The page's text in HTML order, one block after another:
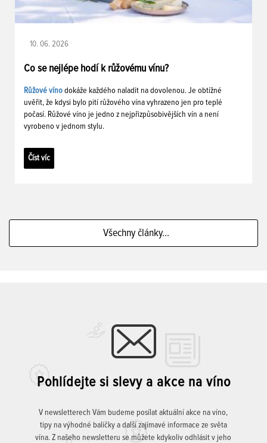
10. 06. 2026
Co se nejlépe hodí k růžovému vínu?
Růžové víno dokáže každého naladit na dovolenou. Je obtížné
uvěřit, že kdysi bylo pití růžového vína vyhrazeno jen pro teplé
počasí. Růžové víno je jedno z nejpřizpůsobivějších vín a není
vyrobeno v jednom stylu.
Číst víc
Všechny články...
Pohlídejte si slevy a akce na víno
V newsletterech Vám budeme posílat aktuální akce na víno,
tipy na výhodné balíčky a další zajímavé informace ze světa
vína. Z našeho newsletteru se můžete kdykoliv odhlásit v jeho